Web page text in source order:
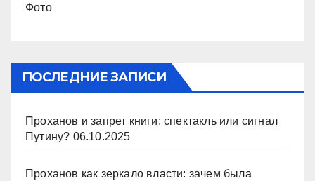
Фото
ПОСЛЕДНИЕ ЗАПИСИ
Проханов и запрет книги: спектакль или сигнал
Путину? 06.10.2025
Проханов как зеркало власти: зачем была